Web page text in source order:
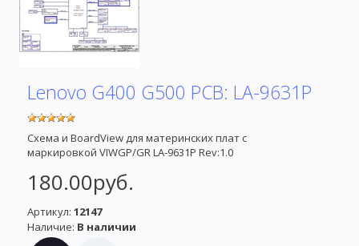
Lenovo G400 G500 PCB: LA-9631P
Схема и BoardView для материнских плат с
маркировкой VIWGP/GR LA-9631P Rev:1.0
180.00руб.
Артикул: 12147
Наличие: В наличии